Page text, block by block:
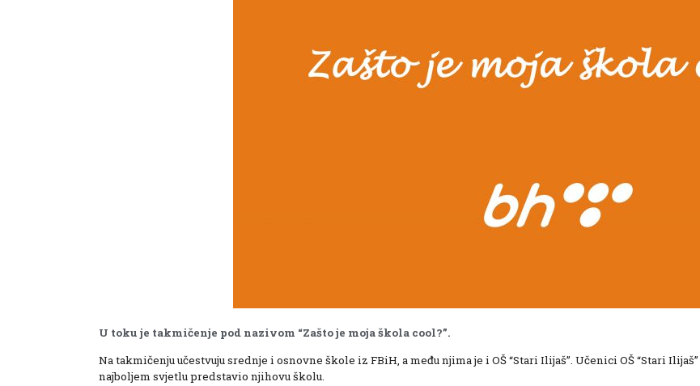
U toku je takmičenje pod nazivom “Zašto je moja škola cool?”.
Na takmičenju učestvuju srednje i osnovne škole iz FBiH, a među njima je i OŠ “Stari Ilijaš”. Učenici OŠ “Stari
najboljem svjetlu predstavio njihovu školu.